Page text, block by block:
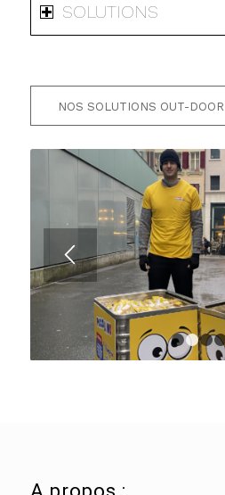
SOLUTIONS
NOS SOLUTIONS OUT-DOOR